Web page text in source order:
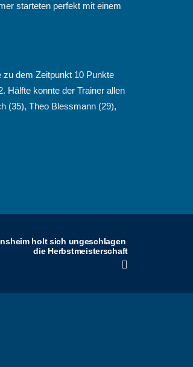
starteten perfekt mit einem
zu dem Zeitpunkt 10 Punkte
Hälfte konnte der Trainer allen
(35), Theo Blessmann (29),
holt sich ungeschlagen
die Herbstmeisterschaft